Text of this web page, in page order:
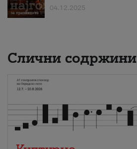
04.12.2025
Слични содржини